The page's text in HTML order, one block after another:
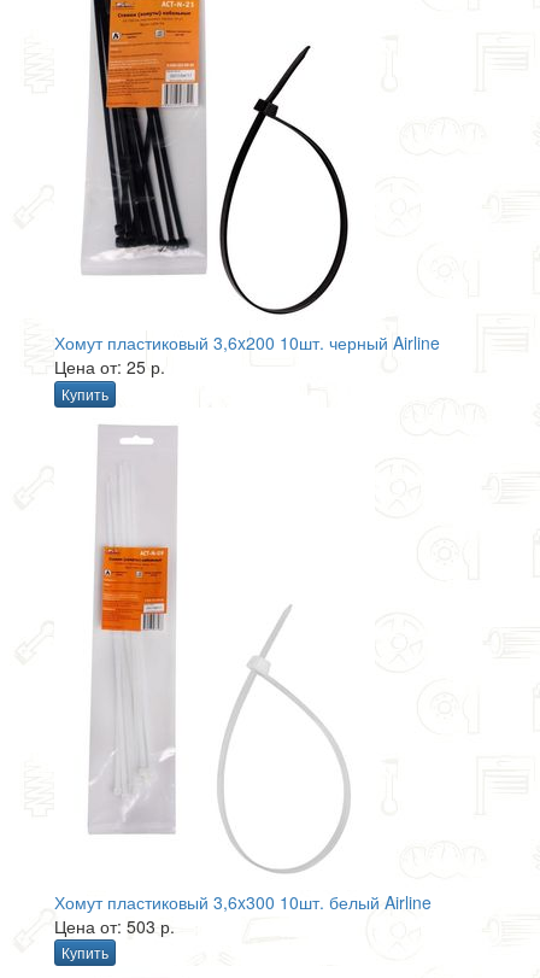
Хомут пластиковый 3,6x200 10шт. черный Airline
Цена от: 25 р.
Купить
Хомут пластиковый 3,6x300 10шт. белый Airline
Цена от: 503 р.
Купить